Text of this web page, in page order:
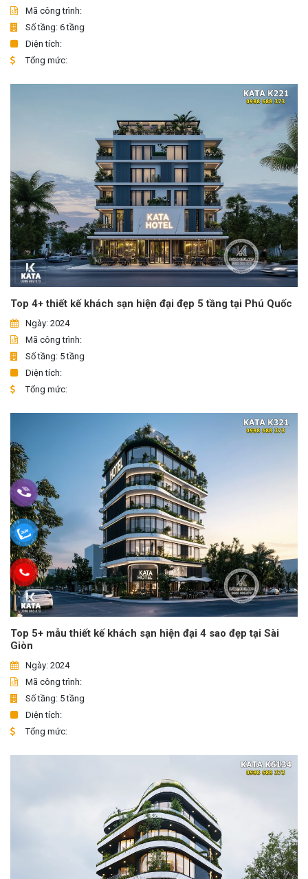
Mã công trình:
Số tầng: 6 tầng
Diện tích:
Tổng mức:
Top 4+ thiết kế khách sạn hiện đại đẹp 5 tầng tại Phú Quốc
Ngày: 2024
Mã công trình:
Số tầng: 5 tầng
Diện tích:
Tổng mức:
Top 5+ mẫu thiết kế khách sạn hiện đại 4 sao đẹp tại Sài
Giòn
Ngày: 2024
Mã công trình:
Số tầng: 5 tầng
Diện tích:
Tổng mức: